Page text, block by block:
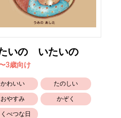
いの いたいの
3歳向け
かわいい たのしい
おやすみ かぞく
くべつな日